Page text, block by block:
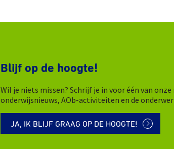
Blijf op de hoogte!
Wil je niets missen? Schrijf je in voor één van
onderwijsnieuws, AOb-activiteiten en de
JA, IK BLIJF GRAAG OP DE HOOGTE!